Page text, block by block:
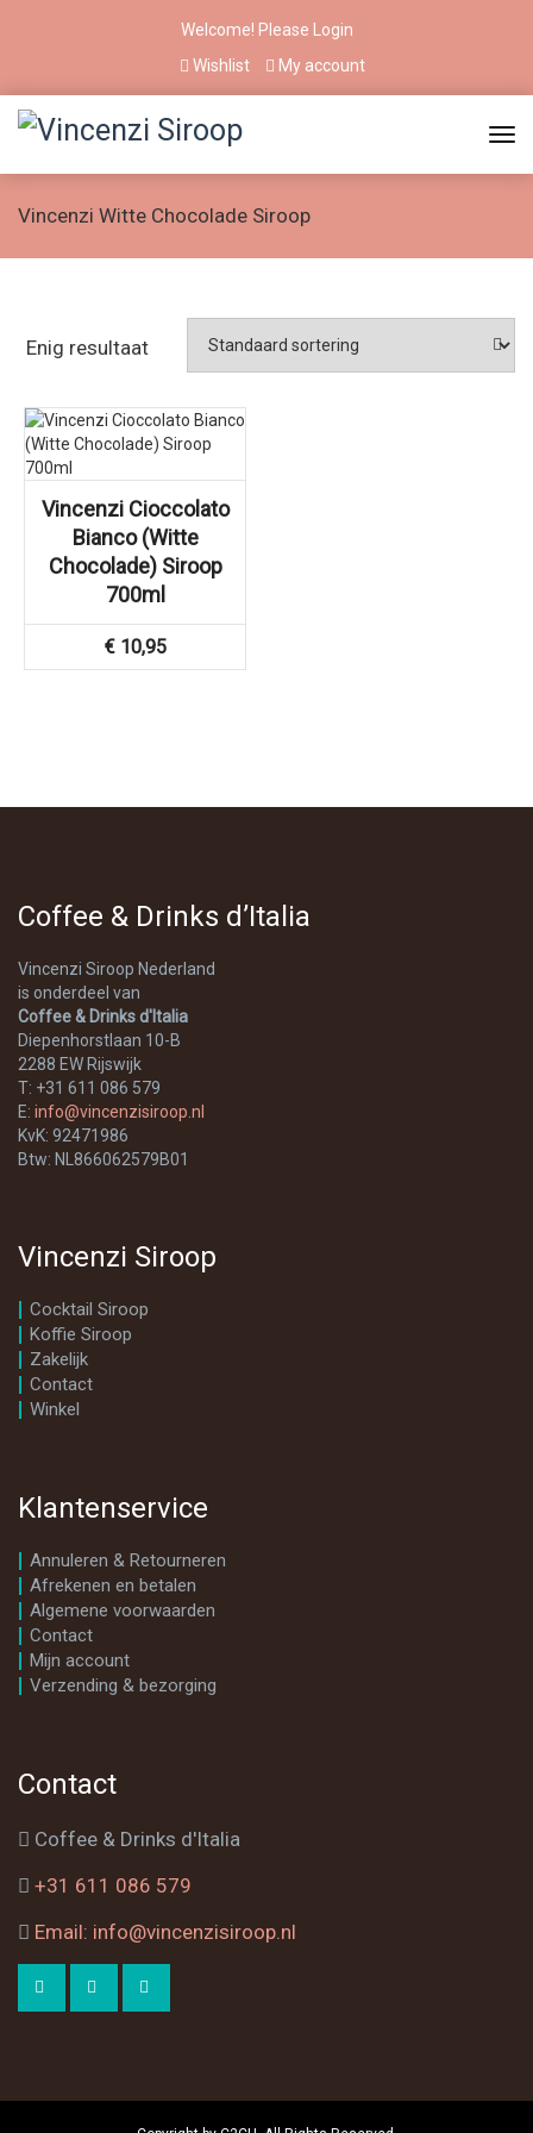
Welcome! Please
Login
Wishlist
My account
Vincenzi Witte Chocolade Siroop
Enig resultaat
Vincenzi Cioccolato
Bianco (Witte
Chocolade) Siroop
700ml
€10,95
Coffee & Drinks d’Italia
Vincenzi Siroop Nederland
is onderdeel van
Coffee & Drinks d'Italia
Diepenhorstlaan 10-B
2288 EW Rijswijk
T: +31 611 086 579
E: info@vincenzisiroop.nl
KvK: 92471986
Btw: NL866062579B01
Vincenzi Siroop
Cocktail Siroop
Koffie Siroop
Zakelijk
Contact
Winkel
Klantenservice
Annuleren & Retourneren
Afrekenen en betalen
Algemene voorwaarden
Contact
Mijn account
Verzending & bezorging
Contact
Coffee & Drinks d'Italia
+31 611 086 579
Email: info@vincenzisiroop.nl